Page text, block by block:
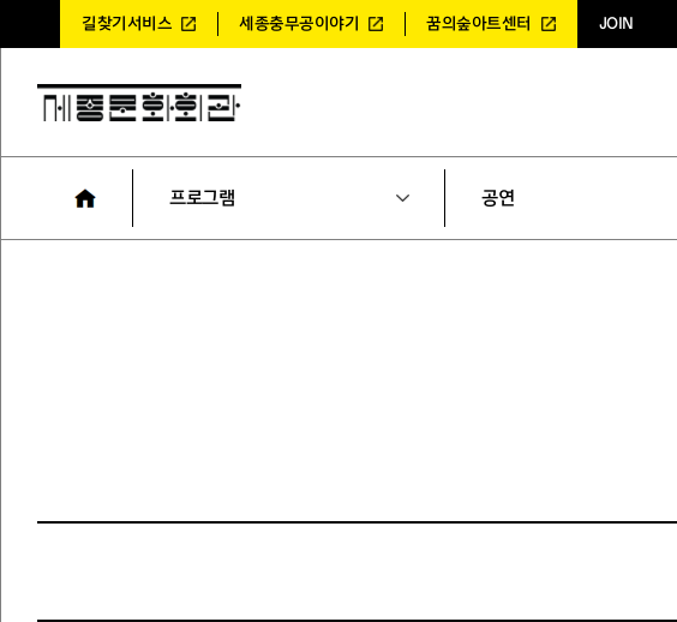
길찾기서비스 세종충무공이야기 꿈의숲아트센터 JOIN
프로그램 공연